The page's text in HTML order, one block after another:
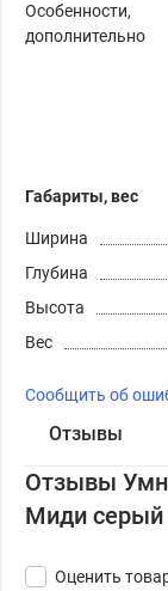
Особенности,
дополнительно
Габариты, вес
Ширина
Глубина
Высота
Вес
Сообщить об
Отзывы
Отзывы
Миди серый
Оценить